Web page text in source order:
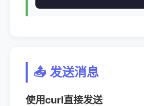
📤 发送消息
使用curl直接发送